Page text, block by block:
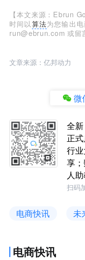
【本文来源：Ebrun
时间以 算法为您输出
run@ebrun.com 或留
文章来源：亿邦动力
微
全
正式
行
享
人
扫码
电商快讯 未
电商快讯